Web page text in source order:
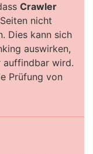
Crawler
nicht
Dies kann sich
auswirken,
auffindbar wird.
Prüfung von